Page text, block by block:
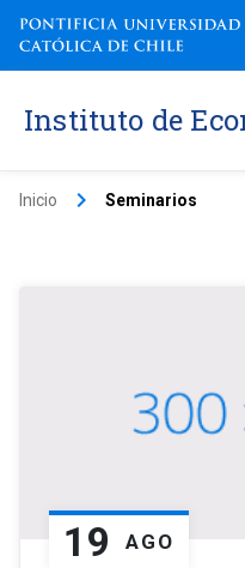
Instituto de
Inicio keyboard_arrow_right Seminarios
19 AGO